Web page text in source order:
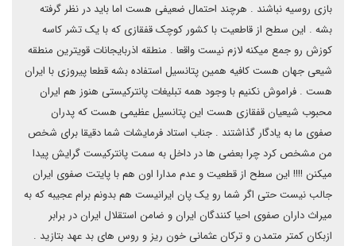
بازی روسیه نباشند . هرچند احتمال ضعیفی هست اما باید در نظر گرفته
بشه . این سطح از قاطعیت با کشور کوچک قفقازی که با یک تشر کاسه
کوزش رو جمع میکنه لازم نیست واقعا . منطقه اذربایجانات قویترین منطقه
شیعی جهان هست کافیه همین پتانسیل استفاده بشه قطعا پیروزی با ایران
هست . فراموش نکنیم با وجود همه تبلیغات پانترکیستی هنوز هم ایران
محبوب شیعیان قفقازی هست این پتانسیل عظیمی هست که پدران
صفوی ما به یادگار گذاشتند . جناب استاد فرمایشات شما دقیقا برای شخص
من مشخص کرد چرا بعضی ها در داخل به سمت پانترکیست گرایش پیدا
میکنن !!!! این سطح از قطعیت و عدم مدارا اون هم با پایتت صفوی ایران
جالب نیست حتی اگر شما رو یک پان ایرانیست هم بدونم برام عجیبه که به
میراث داران صفوی احیا کنندگان ایران و ضامن استقلال ایران در برابر
ازبکان کمتر متمدن و ترکان عثمانی خون ریز و روس های بد عهد بتازید .